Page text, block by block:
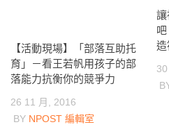
【活動現場】「部落互助托
育」－看王若帆用孩子的部
落能力抗衡你的競爭力
26 11 月, 2016
BY NPOST 編輯室
讓
造